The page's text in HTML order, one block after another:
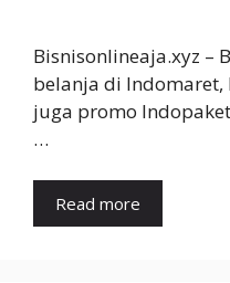
Bisnisonlineaja.xyz –
belanja di
juga promo
…
Read more